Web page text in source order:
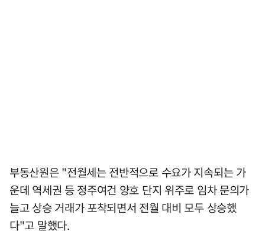
부동산원은 "전월세는 전반적으로 수요가 지속되는 가
운데 역세권 등 정주여건 양호 단지 위주로 임차 문의가
늘고 상승 거래가 포착되면서 전월 대비 모두 상승했
다"고 말했다.